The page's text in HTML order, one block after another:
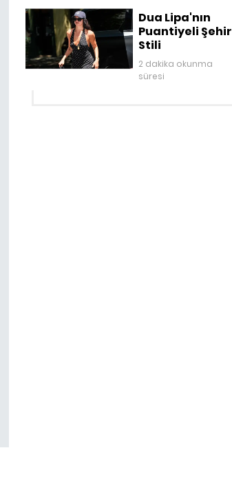
Dua Lipa'nın
Puantiyeli Şehir
Stili
2 dakika okunma
süresi